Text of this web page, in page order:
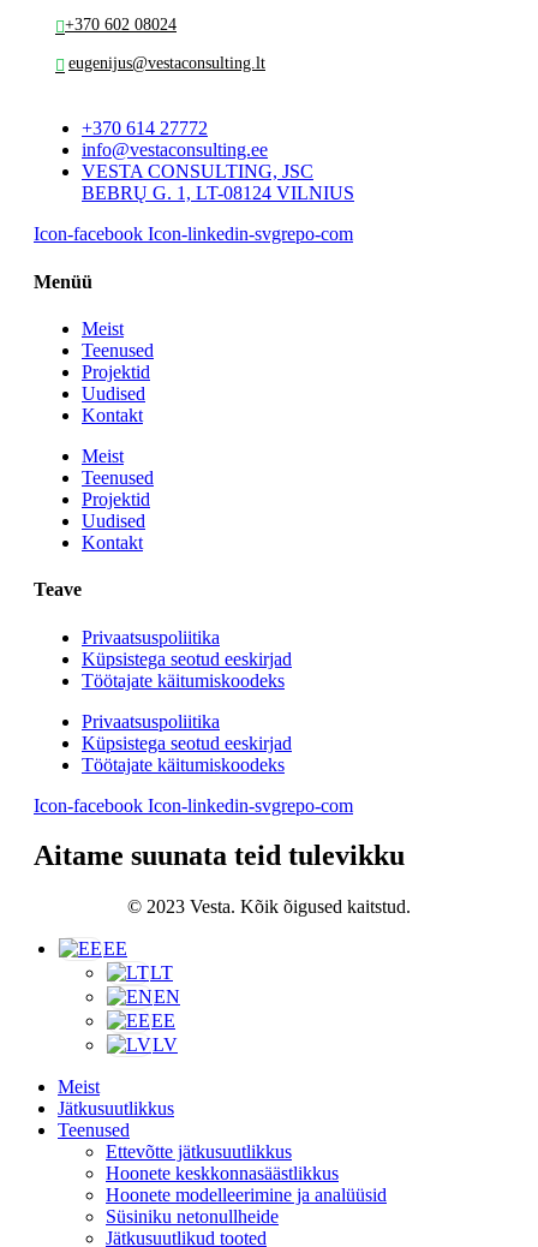
+370 602 08024
eugenijus@vestaconsulting.lt
+370 614 27772
info@vestaconsulting.ee
VESTA CONSULTING, JSC
BEBRŲ G. 1, LT-08124 VILNIUS
Icon-facebook Icon-linkedin-svgrepo-com
Menüü
Meist
Teenused
Projektid
Uudised
Kontakt
Meist
Teenused
Projektid
Uudised
Kontakt
Teave
Privaatsuspoliitika
Küpsistega seotud eeskirjad
Töötajate käitumiskoodeks
Privaatsuspoliitika
Küpsistega seotud eeskirjad
Töötajate käitumiskoodeks
Icon-facebook Icon-linkedin-svgrepo-com
Aitame suunata teid tulevikku
© 2023 Vesta. Kõik õigused kaitstud.
EE
LT
EN
EE
LV
Meist
Jätkusuutlikkus
Teenused
Ettevõtte jätkusuutlikkus
Hoonete keskkonnasäästlikkus
Hoonete modelleerimine ja analüüsid
Süsiniku netonullheide
Jätkusuutlikud tooted